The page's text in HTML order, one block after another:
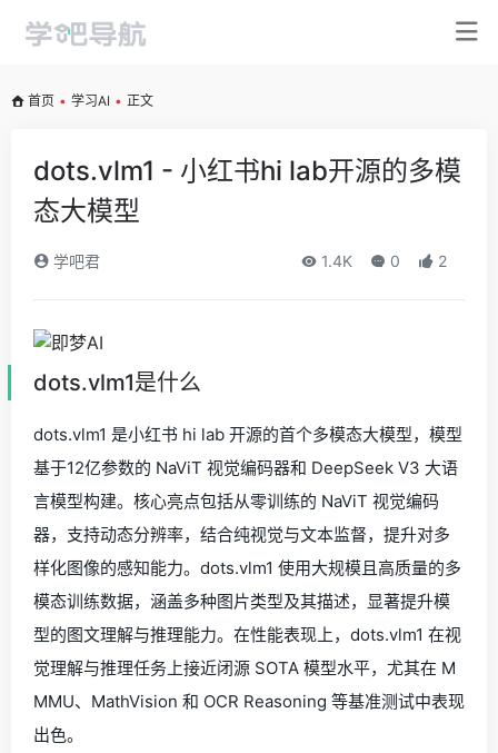
首页 • 学习AI • 正文
dots.vlm1 - 小红书hi lab开源的多模
态大模型
学吧君 1.4K 0 2
dots.vlm1是什么
dots.vlm1 是小红书 hi lab 开源的首个多模态大模型，模型
基于12亿参数的 NaViT 视觉编码器和 DeepSeek V3 大语
言模型构建。核心亮点包括从零训练的 NaViT 视觉编码
器，支持动态分辨率，结合纯视觉与文本监督，提升对多
样化图像的感知能力。dots.vlm1 使用大规模且高质量的多
模态训练数据，涵盖多种图片类型及其描述，显著提升模
型的图文理解与推理能力。在性能表现上，dots.vlm1 在视
觉理解与推理任务上接近闭源 SOTA 模型水平，尤其在 M
MMU、MathVision 和 OCR Reasoning 等基准测试中表现
出色。